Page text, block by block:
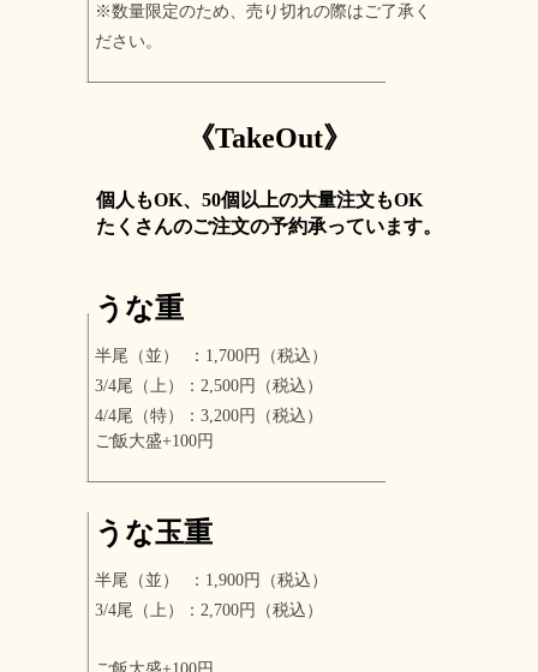
※数量限定のため、売り切れの際はご了承く
ださい。
《TakeOut》
個人もOK、50個以上の大量注文もOK
たくさんのご注文の予約承っています。
うな重
半尾（並） ：1,700円（税込）
3/4尾（上）：2,500円（税込）
4/4尾（特）：3,200円（税込）
ご飯大盛+100円
うな玉重
半尾（並） ：1,900円（税込）
3/4尾（上）：2,700円（税込）